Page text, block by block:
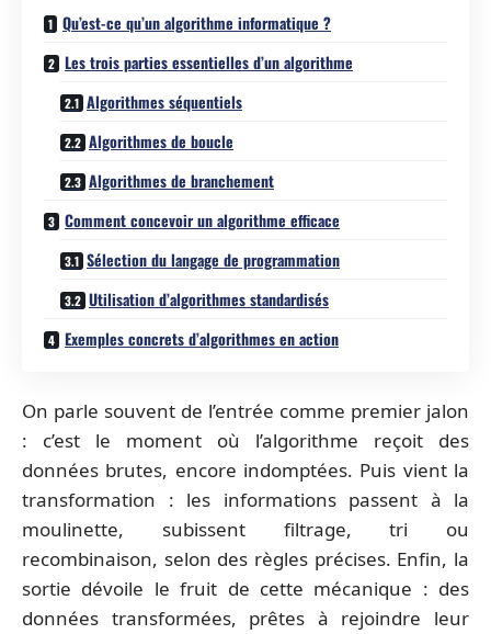
Qu’est-ce qu’un algorithme informatique ?
Les trois parties essentielles d’un algorithme
Algorithmes séquentiels
Algorithmes de boucle
Algorithmes de branchement
Comment concevoir un algorithme efficace
Sélection du langage de programmation
Utilisation d’algorithmes standardisés
Exemples concrets d’algorithmes en action
On parle souvent de l’entrée comme premier jalon
: c’est le moment où l’algorithme reçoit des
données brutes, encore indomptées. Puis vient la
transformation : les informations passent à la
moulinette, subissent filtrage, tri ou
recombinaison, selon des règles précises. Enfin, la
sortie dévoile le fruit de cette mécanique : des
données transformées, prêtes à rejoindre leur